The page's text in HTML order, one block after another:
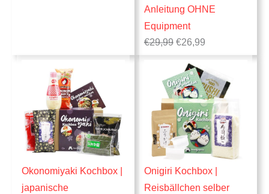
n
g
e
b
o
t
Anleitung OHNE
Equipment
€29,99 U
r
ü
n
g
l
c
r
P
r
€26,99A
u
e
l
l
e
r
P
r
e
i
i
s
Okonomiyaki Kochbox |
japanische
Onigiri Kochbox |
Reisbällchen selber